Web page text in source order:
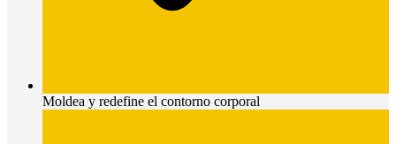
Moldea y redefine el contorno corporal